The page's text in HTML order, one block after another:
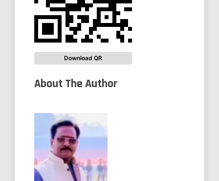
Download QR
About The Author